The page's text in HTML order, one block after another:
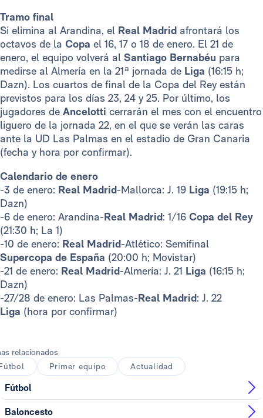
Tramo final
Si elimina al Arandina, el Real Madrid afrontará los
octavos de la Copa el 16, 17 o 18 de enero. El 21 de
enero, el equipo volverá al Santiago Bernabéu para
medirse al Almería en la 21ª jornada de Liga (16:15 h;
Dazn). Los cuartos de final de la Copa del Rey están
previstos para los días 23, 24 y 25. Por último, los
jugadores de Ancelotti cerrarán el mes con el encuentro
liguero de la jornada 22, en el que se verán las caras
ante la UD Las Palmas en el estadio de Gran Canaria
(fecha y hora por confirmar).
Calendario de enero
-3 de enero: Real Madrid-Mallorca: J. 19 Liga (19:15 h;
Dazn)
-6 de enero: Arandina-Real Madrid: 1/16 Copa del Rey
(21:30 h; La 1)
-10 de enero: Real Madrid-Atlético: Semifinal
Supercopa de España (20:00 h; Movistar)
-21 de enero: Real Madrid-Almería: J. 21 Liga (16:15 h;
Dazn)
-27/28 de enero: Las Palmas-Real Madrid: J. 22
Liga (hora por confirmar)
relacionados
Primer equipo Actualidad
Fútbol
Baloncesto